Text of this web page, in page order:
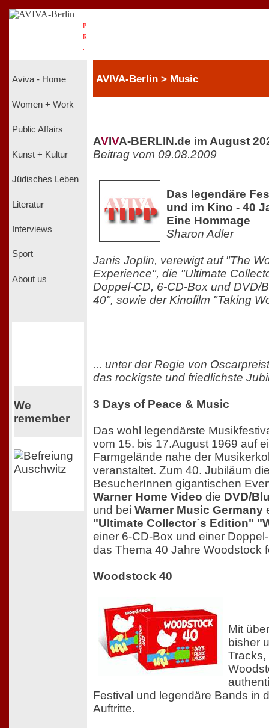
P
R
Aviva - Home
Women + Work
Public Affairs
Kunst + Kultur
Jüdisches Leben
Literatur
Interviews
Sport
About us
We
remember
AVIVA-Berlin > Music
AVIVA-BERLIN.de im August
Beitrag vom 09.08.2009
Das legendäre
und im Kino - 40
Eine Hommage
Sharon Adler
Janis Joplin, verewigt auf "The
Experience", die "Ultimate
Doppel-CD, 6-CD-Box und DVD/
40", sowie der Kinofilm "Taking
... unter der Regie von
das rockigste und friedlichste
3 Days of Peace & Music
Das wohl legendärste
vom 15. bis 17.August 1969 auf
Farmgelände nahe der
veranstaltet. Zum 40. Jubiläum
BesucherInnen gigantischen
Warner Home Video die DVD/
und bei Warner Music Germany
"Ultimate Collector´s Edition"
einer 6-CD-Box und einer
das Thema 40 Jahre Woodstock
Woodstock 40
Mit
bisher
Tracks,
Festival und legendäre Bands in
Auftritte.